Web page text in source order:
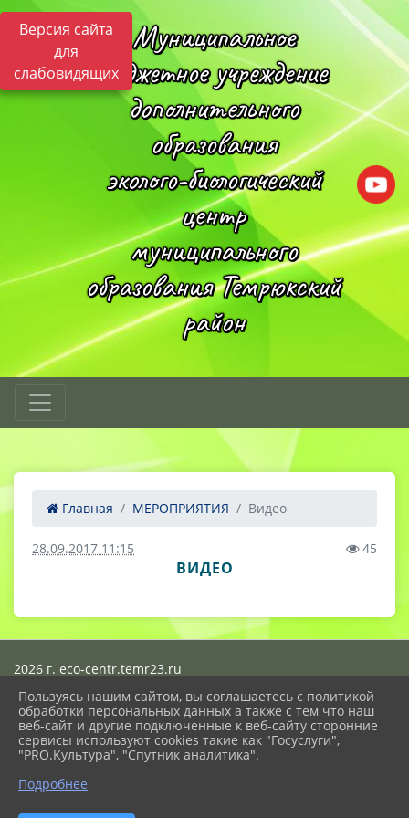
Версия сайта
для
слабовидящих
Муниципальное
бюджетное учреждение
дополнительного
образования
эколого-биологический
центр
муниципального
образования Темрюкский
район
Главная МЕРОПРИЯТИЯ Видео
28.09.2017 11:15 45
ВИДЕО
2026 г. eco-centr.temr23.ru
Карта сайта
Политика обработки персональных данных
Сделано на KubCMS
Разработка и поддержка
Пользуясь нашим сайтом, вы соглашаетесь с политикой
обработки персональных данных а также с тем что наш
веб-сайт и другие подключенные к веб-сайту сторонние
сервисы используют cookies такие как "Госуслуги",
"PRO.Культура", "Спутник аналитика".
Подробнее